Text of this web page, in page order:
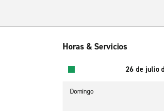
Horas & Servicios
26 de julio
Domingo